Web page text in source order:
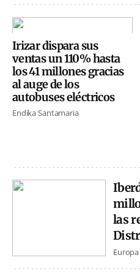
Irizar dispara sus
ventas un 110% hasta
los 41 millones gracias
al auge de los
autobuses eléctricos
Endika Santamaria
las